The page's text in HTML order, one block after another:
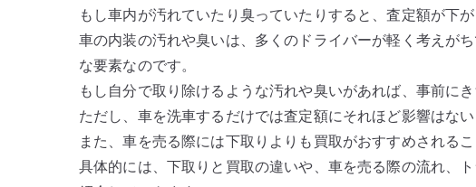
もし車内が汚れていたり臭っていたりすると、査定額が下
車の内装の汚れや臭いは、多くのドライバーが軽く考えが
な要素なのです。
もし自分で取り除けるような汚れや臭いがあれば、事前に
ただし、車を洗車するだけでは査定額にそれほど影響はない
また、車を売る際には下取りよりも買取がおすすめされるこ
具体的には、下取りと買取の違いや、車を売る際の流れ、